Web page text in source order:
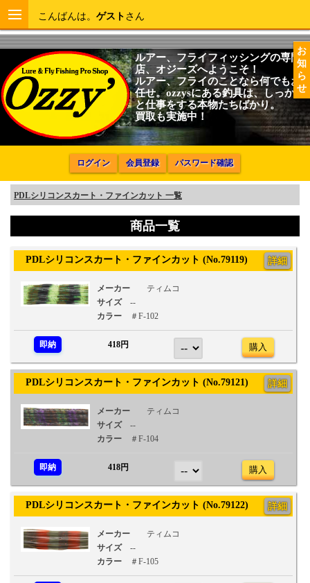
お
知
ら
せ
こんばんは。 ゲスト さん
ルアー、フライフィッシングの専門
店、オジーズへようこそ！
ルアー、フライのことなら何でもお
任せ。ozzysにある釣具は、しっかり
と仕事をする本物たちばかり。
買取も実施中！
ログイン 会員登録 パスワード確認
PDLシリコンスカート・ファインカット 一覧
商品一覧
PDLシリコンスカート・ファインカット (No.79119) 詳細
メーカー
ティムコ
サイズ
--
カラー
＃F-102
即納 418円 購入
PDLシリコンスカート・ファインカット (No.79121) 詳細
メーカー
ティムコ
サイズ
--
カラー
＃F-104
即納 418円 購入
PDLシリコンスカート・ファインカット (No.79122) 詳細
メーカー
ティムコ
サイズ
--
カラー
＃F-105